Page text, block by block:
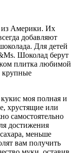
из Америки. Их
добавляют
Для детей
Шоколад берут
плитка любимой
крупные
моя полная и
хрустящие или
самостоятельно
достижения
меньше
вам получить